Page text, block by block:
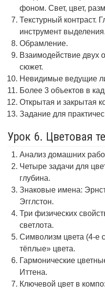
фоном. Свет, цвет,
Текстурный контраст.
инструмент выделения.
Обрамление.
Взаимодействие двух
сюжет.
Невидимые ведущие
Более 3 объектов в
Открытая и закрытая
Задание для
Урок 6. Цветовая
Анализ домашних
Четыре задачи для
глубина.
Знаковые имена:
Эгглстон.
Три физических
светлота.
Символизм цвета (4-е
тёплые» цвета.
Гармонические
Иттена.
Ключевой цвет в